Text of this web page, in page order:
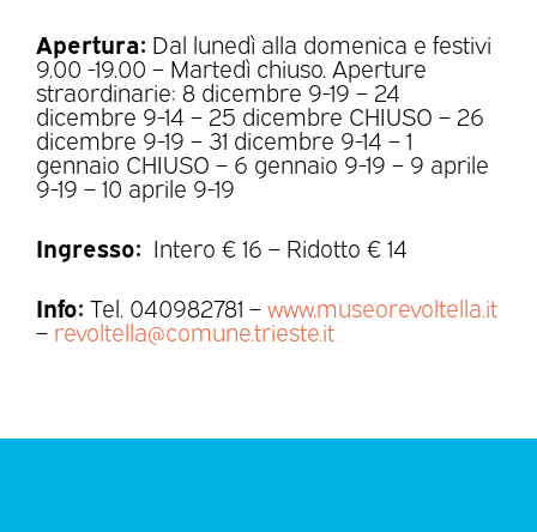
Apertura: Dal lunedì alla domenica e festivi
9.00 -19.00 – Martedì chiuso. Aperture
straordinarie: 8 dicembre 9-19 – 24
dicembre 9-14 – 25 dicembre CHIUSO – 26
dicembre 9-19 – 31 dicembre 9-14 – 1
gennaio CHIUSO – 6 gennaio 9-19 – 9 aprile
9-19 – 10 aprile 9-19
Ingresso: Intero € 16 – Ridotto € 14
Info: Tel. 040982781 –www.museorevoltella.it
– revoltella@comune.trieste.it